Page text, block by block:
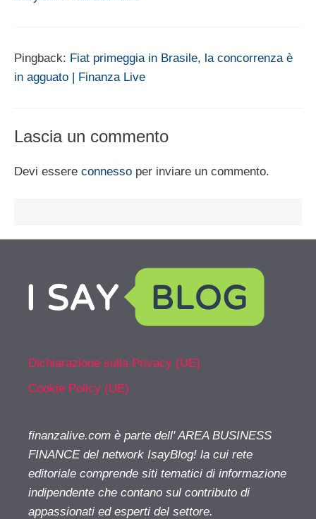
Pingback: Fiat primeggia in Brasile, la concorrenza è
in agguato | Finanza Live
Lascia un commento
Devi essere connesso per inviare un commento.
Dichiarazione sulla Privacy (UE)
Cookie Policy (UE)
finanzalive.com è parte dell' AREA BUSINESS
FINANCE del network IsayBlog! la cui rete
editoriale comprende siti tematici di informazione
indipendente che contano sul contributo di
appassionati ed esperti del settore.